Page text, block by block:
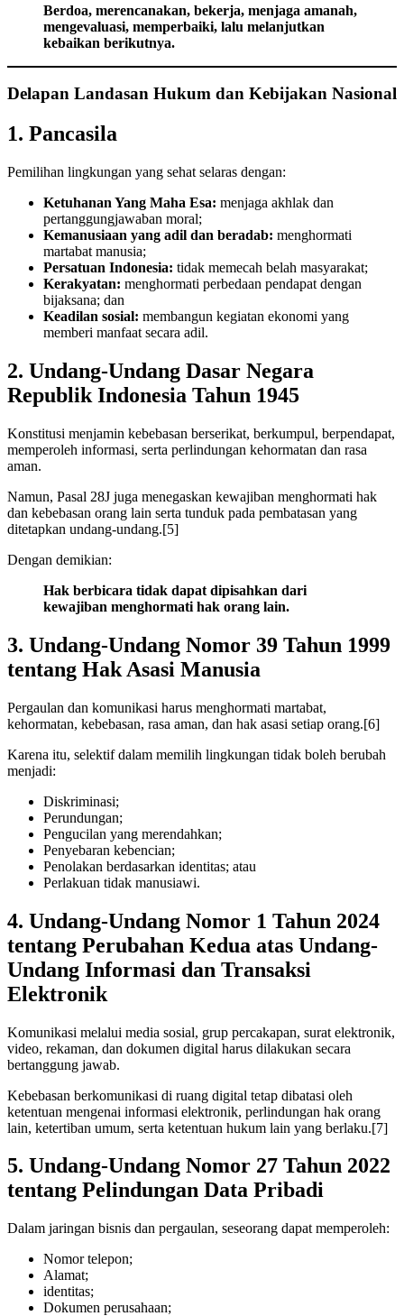
Berdoa, merencanakan, bekerja, menjaga amanah,
mengevaluasi, memperbaiki, lalu melanjutkan
kebaikan berikutnya.
Delapan Landasan Hukum dan Kebijakan Nasional
1. Pancasila
Pemilihan lingkungan yang sehat selaras dengan:
Ketuhanan Yang Maha Esa: menjaga akhlak dan
pertanggungjawaban moral;
Kemanusiaan yang adil dan beradab: menghormati
martabat manusia;
Persatuan Indonesia: tidak memecah belah masyarakat;
Kerakyatan: menghormati perbedaan pendapat dengan
bijaksana; dan
Keadilan sosial: membangun kegiatan ekonomi yang
memberi manfaat secara adil.
2. Undang-Undang Dasar Negara
Republik Indonesia Tahun 1945
Konstitusi menjamin kebebasan berserikat, berkumpul, berpendapat,
memperoleh informasi, serta perlindungan kehormatan dan rasa
aman.
Namun, Pasal 28J juga menegaskan kewajiban menghormati hak
dan kebebasan orang lain serta tunduk pada pembatasan yang
ditetapkan undang-undang.[5]
Dengan demikian:
Hak berbicara tidak dapat dipisahkan dari
kewajiban menghormati hak orang lain.
3. Undang-Undang Nomor 39 Tahun 1999
tentang Hak Asasi Manusia
Pergaulan dan komunikasi harus menghormati martabat,
kehormatan, kebebasan, rasa aman, dan hak asasi setiap orang.[6]
Karena itu, selektif dalam memilih lingkungan tidak boleh berubah
menjadi:
Diskriminasi;
Perundungan;
Pengucilan yang merendahkan;
Penyebaran kebencian;
Penolakan berdasarkan identitas; atau
Perlakuan tidak manusiawi.
4. Undang-Undang Nomor 1 Tahun 2024
tentang Perubahan Kedua atas Undang-
Undang Informasi dan Transaksi
Elektronik
Komunikasi melalui media sosial, grup percakapan, surat elektronik,
video, rekaman, dan dokumen digital harus dilakukan secara
bertanggung jawab.
Kebebasan berkomunikasi di ruang digital tetap dibatasi oleh
ketentuan mengenai informasi elektronik, perlindungan hak orang
lain, ketertiban umum, serta ketentuan hukum lain yang berlaku.[7]
5. Undang-Undang Nomor 27 Tahun 2022
tentang Pelindungan Data Pribadi
Dalam jaringan bisnis dan pergaulan, seseorang dapat memperoleh:
Nomor telepon;
Alamat;
identitas;
Dokumen perusahaan;